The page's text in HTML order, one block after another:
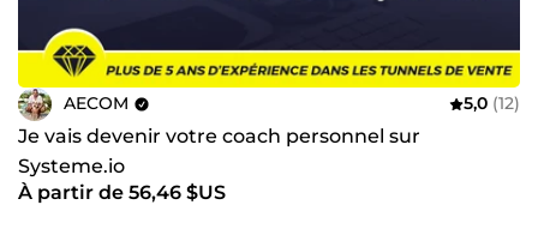
AECOM 5,0 (12)
Je vais devenir votre coach personnel sur
Systeme.io
À partir de 56,46 $US